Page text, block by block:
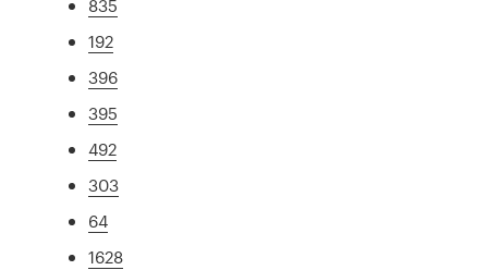
835
192
396
395
492
303
64
1628